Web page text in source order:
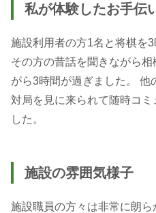
私が体験したお手伝
施設利用者の方1名と将棋を
その方の昔話を聞きながら
がら3時間が過ぎました。 他
対局を見に来られて随時コ
施設の雰囲気様子
施設職員の方々は非常に朗